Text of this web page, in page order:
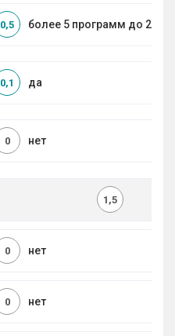
более 5 программ до 2 км
0,5
да
0,1
нет
0
1,5
нет
0
нет
0